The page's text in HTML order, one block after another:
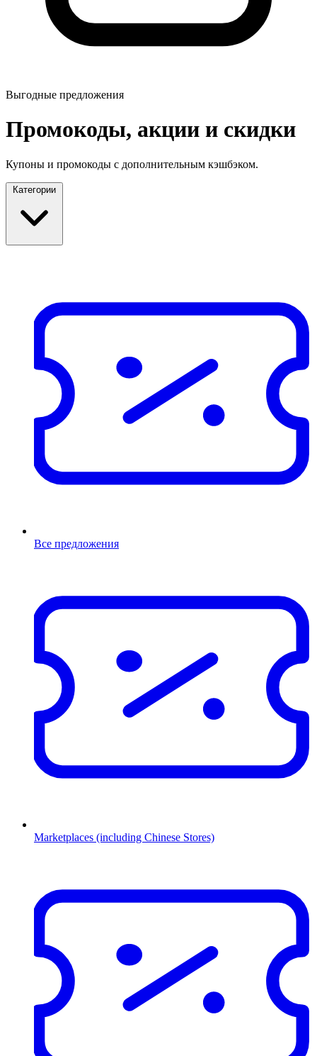
Выгодные предложения
Промокоды, акции и скидки
Купоны и промокоды с дополнительным кэшбэком.
Категории
Все предложения
Marketplaces (including Chinese Stores)